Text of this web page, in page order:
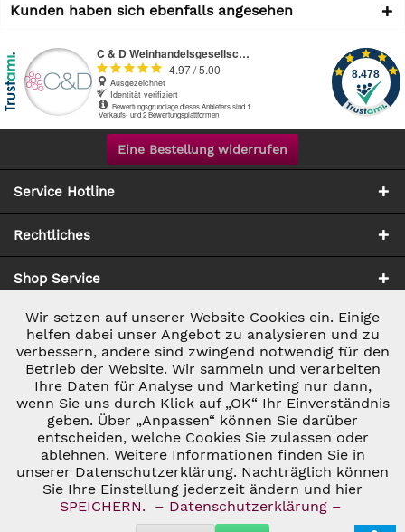
Kunden haben sich ebenfalls angesehen
Eine Bestellung widerrufen
Service Hotline
Rechtliches
Shop Service
Zahlung & Versand
* ALLE PREISE INKL. GESETZL. UMSATZSTEUER ZZGL.
VERSANDKOSTEN UND GGF. NACHNAHMEGEBÜHREN, WENN NICHT
ANDERS BESCHRIEBEN
© 2026 C&D WEINHANDEL - ALL RIGHTS RESERVED. THEME BY
THEMEWARE®
Notwendig Aktiv
Marketing Inaktiv
Tracking Inaktiv
Personalisierung Inaktiv
Wir setzen auf unserer Website Cookies ein. Einige
helfen dabei unser Angebot zu analysieren und zu
verbessern, andere sind zwingend notwendig für den
Betrieb der Website. Wir sammeln und verarbeiten
Ihre Daten für Analyse und Marketing nur dann,
wenn Sie uns durch Klick auf „OK“ Ihr Einverständnis
geben. Über „Anpassen“ können Sie darüber
entscheiden, welche Cookies Sie zulassen oder
ablehnen. Weitere Informationen finden Sie in
unserer Datenschutzerklärung. Nachträglich können
Sie Ihre Einstellung jederzeit ändern und hier
SPEICHERN.
– Datenschutzerklärung –